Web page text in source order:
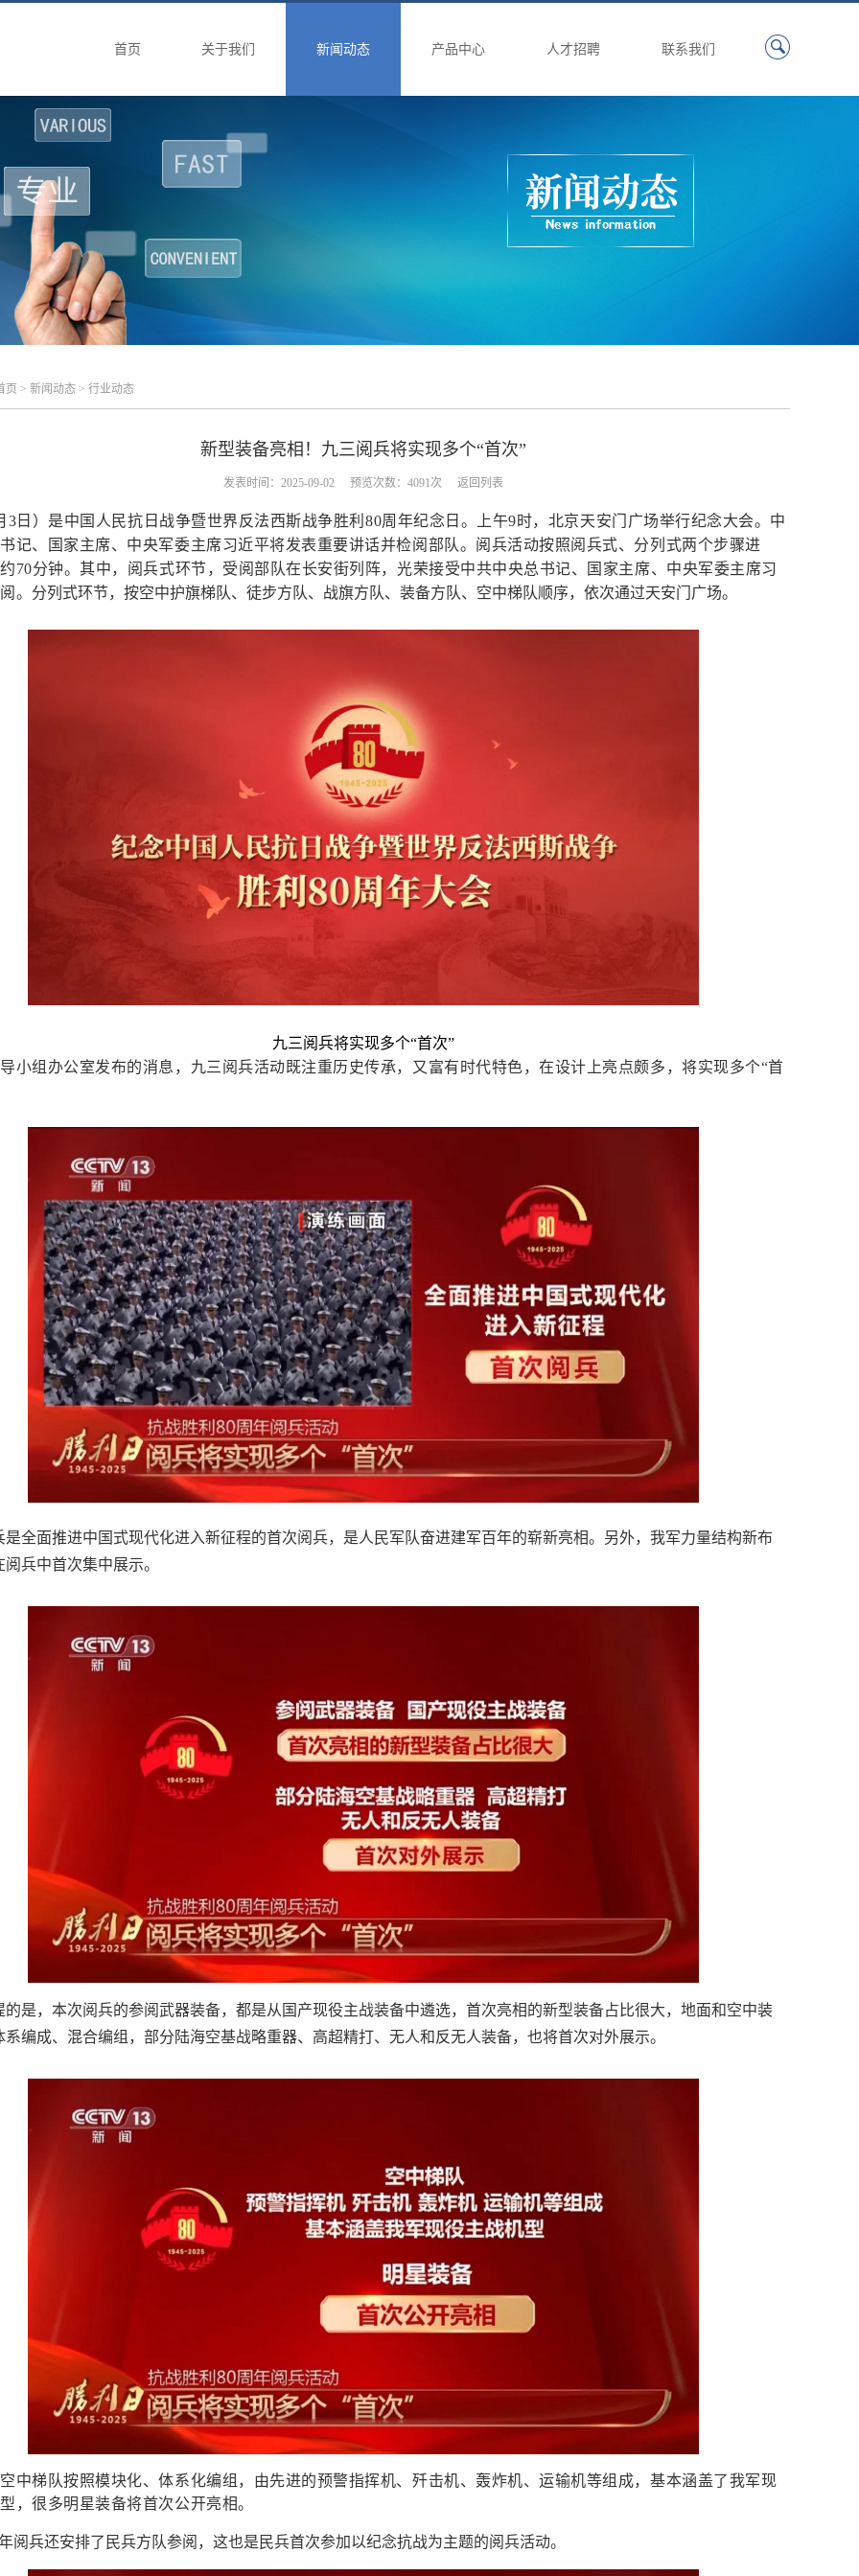
首页 关于我们 新闻动态 产品中心 人才招聘 联系我们
页 > 新闻动态 > 行业动态
新型装备亮相！九三阅兵将实现多个“首次”
发表时间：2025-09-02 预览次数：4091次 返回列表
3 日）是中国人民抗日战争暨世界反法西斯战争胜利 80周年纪念日。上午9时，北京天安门广场举行纪念大会。中
记、国家主席、中央军委主席习近平将发表重要讲话并检阅部队。 阅兵活动按照阅兵式、分列式两个步骤进
70分钟。其中，阅兵式环节，受阅部队在长安街列阵，光荣接受中共中央总书记、国家主席、中央军委主席习
。 分列式环节，按空中护旗梯队、徒步方队、战旗方队、装备方队、空中梯队顺序，依次通过天安门广场。
九三阅兵将实现多个“首次”
小组办公室发布的消息，九三阅兵活动既注重历史传承，又富有时代特色，在设计上亮点颇多，将实现多个“首
是全面推进中国式现代化进入新征程的首次阅兵，是人民军队奋进建军百年的崭新亮相。另外，我军力量结构新布
阅兵中首次集中展示。
的是，本次阅兵的参阅武器装备，都是从国产现役主战装备中遴选，首次亮相的新型装备占比很大，地面和空中装
系编成、混合编组，部分陆海空基战略重器、高超精打、无人和反无人装备，也将首次对外展示。
中梯队按照模块化、体系化编组，由先进的预警指挥机、歼击机、轰炸机、运输机等组成，基本涵盖了我军现
，很多明星装备将首次公开亮相。
阅兵还安排了民兵方队参阅，这也是民兵首次参加以纪念抗战为主题的阅兵活动。